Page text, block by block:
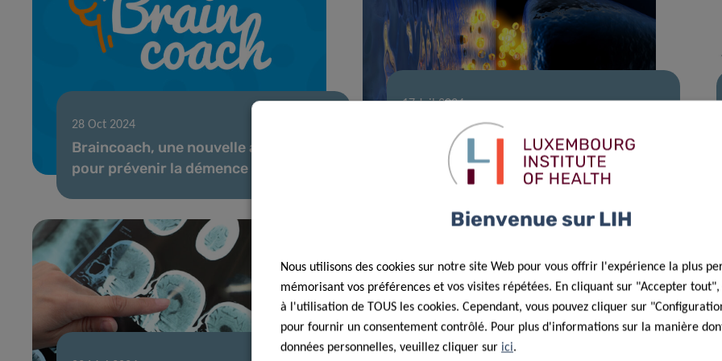
28 Oct 2024
Braincoach, une nouvelle application
pour prévenir la démence
17 Juil 2024
Comprendre l’immunité du cerveau
pour faire progresser le traitement
de la maladie de Parkinson
Bienvenue sur LIH
Nous utilisons des cookies sur notre site Web pour vous offrir l'expérience la plus
mémorisant vos préférences et vos visites répétées. En cliquant sur "Accepter tout",
à l'utilisation de TOUS les cookies. Cependant, vous pouvez cliquer sur
pour fournir un consentement contrôlé. Pour plus d'informations sur la manière
données personnelles, veuillez cliquer sur ici.